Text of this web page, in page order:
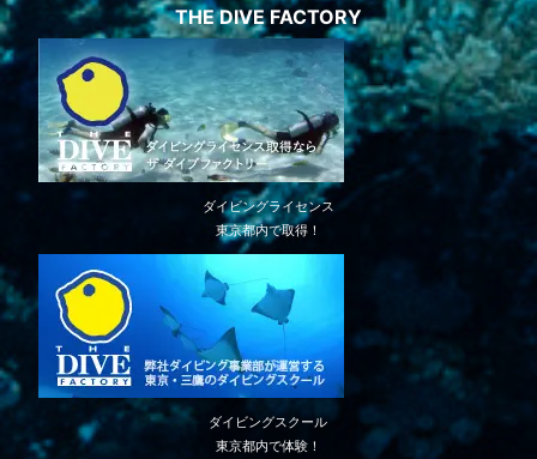
THE DIVE FACTORY
ダイビングライセンス
東京都内で取得！
ダイビングスクール
東京都内で体験！